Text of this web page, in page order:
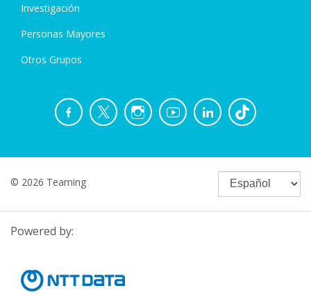
Investigación
Personas Mayores
Otros Grupos
© 2026 Teaming
Powered by: